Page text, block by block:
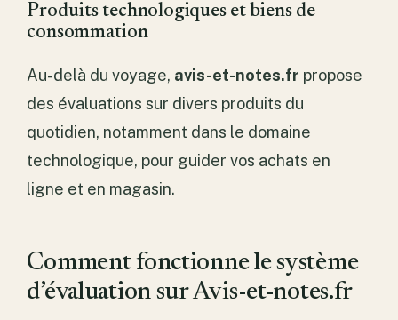
Produits technologiques et biens de
consommation
Au-delà du voyage, avis-et-notes.fr propose
des évaluations sur divers produits du
quotidien, notamment dans le domaine
technologique, pour guider vos achats en
ligne et en magasin.
Comment fonctionne le système
d’évaluation sur Avis-et-notes.fr